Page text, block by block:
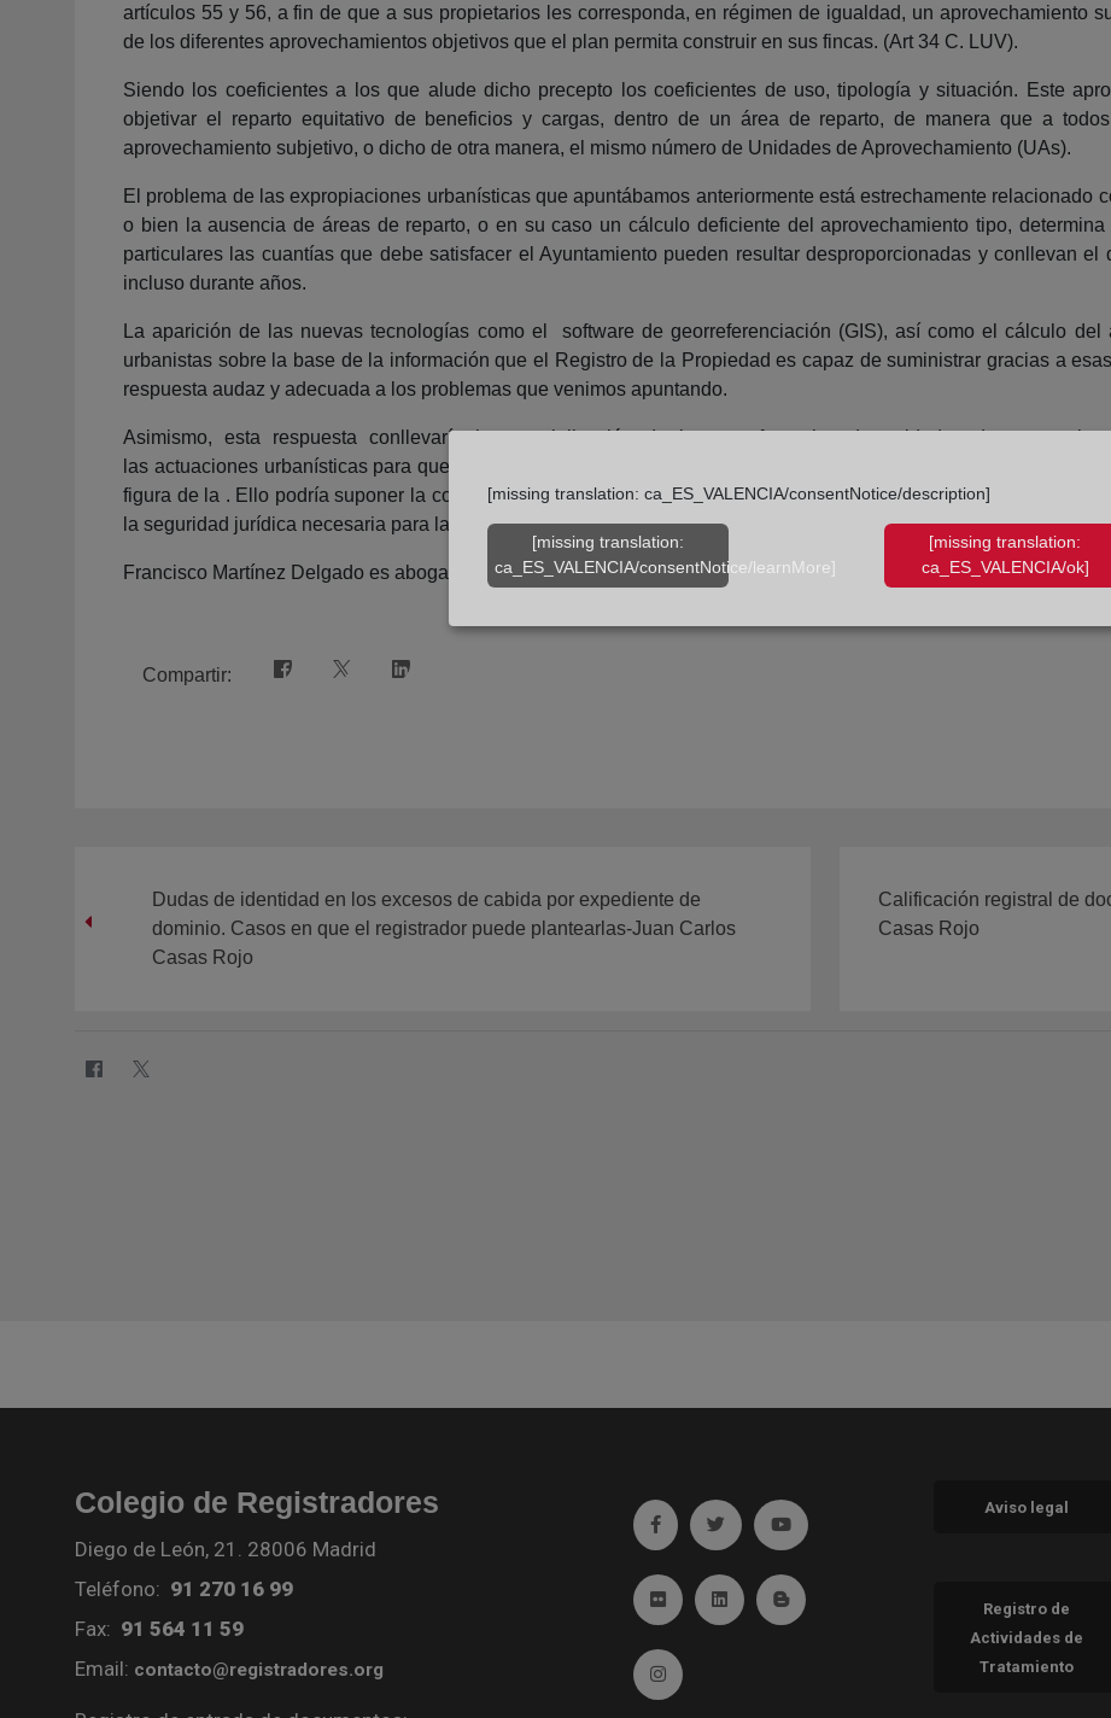
artículos 55 y 56, a fin de que a sus propietarios les corresponda, en régimen de igualdad, un aprovechamiento
de los diferentes aprovechamientos objetivos que el plan permita construir en sus fincas. (Art 34 C. LUV).
Siendo los coeficientes a los que alude dicho precepto los coeficientes de uso, tipología y situación. Este
objetivar el reparto equitativo de beneficios y cargas, dentro de un área de reparto, de manera que a
aprovechamiento subjetivo, o dicho de otra manera, el mismo número de Unidades de Aprovechamiento (UAs).
El problema de las expropiaciones urbanísticas que apuntábamos anteriormente está estrechamente relacionado
o bien la ausencia de áreas de reparto, o en su caso un cálculo deficiente del aprovechamiento tipo,
particulares las cuantías que debe satisfacer el Ayuntamiento pueden resultar desproporcionadas y conllevan
incluso durante años.
La aparición de las nuevas tecnologías como el software de georreferenciación (GIS), así como el cálculo del
urbanistas sobre la base de la información que el Registro de la Propiedad es capaz de suministrar gracias a
respuesta audaz y adecuada a los problemas que venimos apuntando.
Asimismo, esta respuesta conllevaría la materialización de las transferencias de unidades de
las actuaciones urbanísticas para que se produjera la efectiva equidistribución de los beneficios y de las cargas
figura de la . Ello podría suponer la consolidación de un mercado hasta ahora prácticamente inexistente, donde
la seguridad jurídica necesaria para la salvaguarda de los intereses de los propietarios
Francisco Martínez Delgado es abogado en Prodein Urbanismo S.L.
Compartir:
Dudas de identidad en los excesos de cabida por expediente de
dominio. Casos en que el registrador puede plantearlas-Juan Carlos
Casas Rojo
Calificación registral de
Casas Rojo
Colegio de Registradores
Diego de León, 21. 28006 Madrid
Teléfono: 91 270 16 99
Fax: 91 564 11 59
Email: contacto@registradores.org
Ir a facebook (abre en ventana nueva)
Ir a twitter (abre en ventana nueva)
Ir a YouTube (abre en ventana nueva)
Ir a Flickr (abre en ventana nueva)
Ir a Linkedin (abre en ventana nueva)
Ir al Blog (abre en ventana nueva)
Ir a Instagram (abre en ventana nueva)
Aviso legal
Registro de
Actividades de
Tratamiento
[missing translation: ca_ES_VALENCIA/consentNotice/description]
[missing translation:
ca_ES_VALENCIA/consentNotice/learnMore]
[missing translation:
ca_ES_VALENCIA/ok]